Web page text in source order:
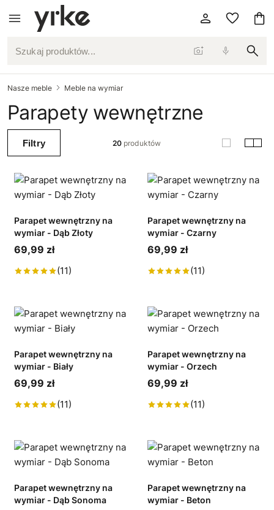
Szukaj produktów...
Nasze meble Meble na wymiar
Parapety wewnętrzne
Filtry 20produktów
Parapet wewnętrzny na
wymiar - Dąb Złoty
69,99 zł
(11)
Parapet wewnętrzny na
wymiar - Czarny
69,99 zł
(11)
Parapet wewnętrzny na
wymiar - Biały
69,99 zł
(11)
Parapet wewnętrzny na
wymiar - Orzech
69,99 zł
(11)
Parapet wewnętrzny na
wymiar - Dąb Sonoma
Parapet wewnętrzny na
wymiar - Beton